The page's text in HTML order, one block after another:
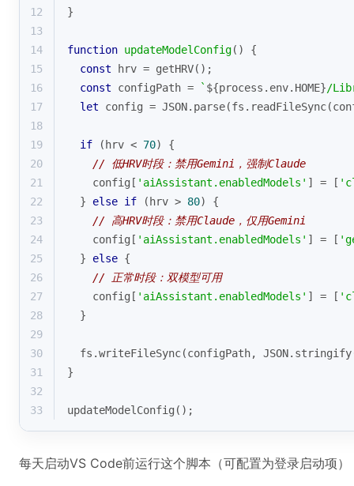
12
}
13
14
function updateModelConfig( ) {
15
const hrv = getHRV();
16
const configPath = ` ${process.env.HOME}/
17
let config = JSON
18
19
if (hrv < 70) {
20
// 低HRV时段：禁用Gemini，强制Claude
21
    config[
'aiAssistant.enabledModels' ] = [
22
  }
else if (hrv > 80) {
23
// 高HRV时段：禁用Claude，仅用Gemini
24
    config[
'aiAssistant.enabledModels' ] = [
25
  }
else {
26
// 正常时段：双模型可用
27
    config[
'aiAssistant.enabledModels' ] = [
28
  }
29
30
  fs.writeFileSync(configPath,
JSON
31
}
32
33
updateModelConfig();
每天启动VS Code前运行这个脚本（可配置为登录启动项